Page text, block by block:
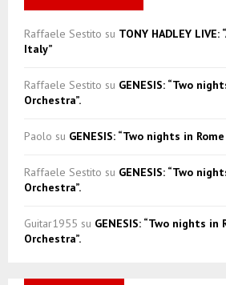
Raffaele Sestito su TONY HADLEY
Italy”
Raffaele Sestito su GENESIS: “Two
Orchestra”.
Paolo su GENESIS: “Two nights in
Raffaele Sestito su GENESIS: “Two
Orchestra”.
Guitar1955 su GENESIS: “Two nights
Orchestra”.